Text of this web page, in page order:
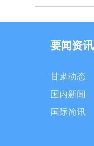
要闻资讯
甘肃动态
国内新闻
国际简讯